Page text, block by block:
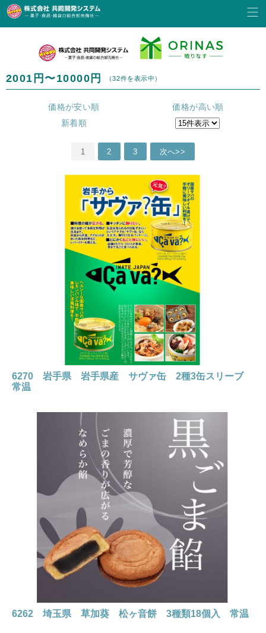
2001円〜10000円 （32件を表示中）
価格が安い順
価格が高い順
新着順
1 2 3 次へ>>
6270 岩手県 岩手県産 サヴァ缶 2種3缶スリーブ
常温
6262 埼玉県 草加葵 松ヶ音餅 3種類18個入 常温